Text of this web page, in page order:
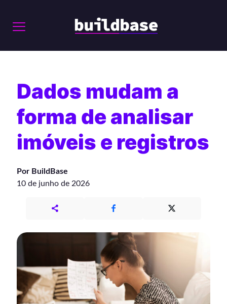
Dados mudam a
forma de analisar
imóveis e registros
Por BuildBase
10 de junho de 2026